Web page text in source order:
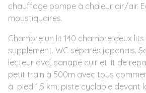
chauffage pompe à chaleur air/air.
moustiquaires.
Chambre un lit 140 chambre deux
supplément. WC séparés japonais.
lecteur dvd, canapé cuir et lit de
petit train à 500m avec tous
à pied 1,5 km; piste cyclable devant